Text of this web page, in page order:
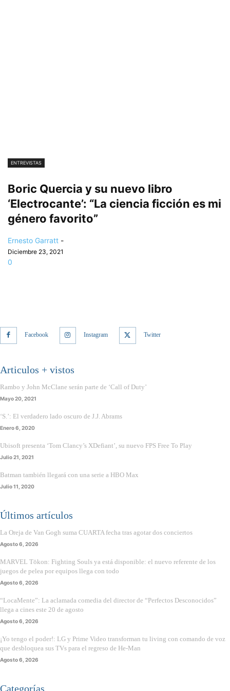
ENTREVISTAS
Boric Quercia y su nuevo libro
‘Electrocante’: “La ciencia ficción es mi
género favorito”
Ernesto Garratt -
Diciembre 23, 2021
0
Facebook Instagram Twitter
Articulos + vistos
Rambo y John McClane serán parte de ‘Call of Duty’
Mayo 20, 2021
‘S.’: El verdadero lado oscuro de J.J. Abrams
Enero 6, 2020
Ubisoft presenta ‘Tom Clancy’s XDefiant’, su nuevo FPS Free To Play
Julio 21, 2021
Batman también llegará con una serie a HBO Max
Julio 11, 2020
Últimos artículos
La Oreja de Van Gogh suma CUARTA fecha tras agotar dos conciertos
Agosto 6, 2026
MARVEL Tōkon: Fighting Souls ya está disponible: el nuevo referente de los
juegos de pelea por equipos llega con todo
Agosto 6, 2026
“LocaMente”: La aclamada comedia del director de “Perfectos Desconocidos”
llega a cines este 20 de agosto
Agosto 6, 2026
¡Yo tengo el poder!: LG y Prime Video transforman tu living con comando de voz
que desbloquea sus TVs para el regreso de He-Man
Agosto 6, 2026
Categorías